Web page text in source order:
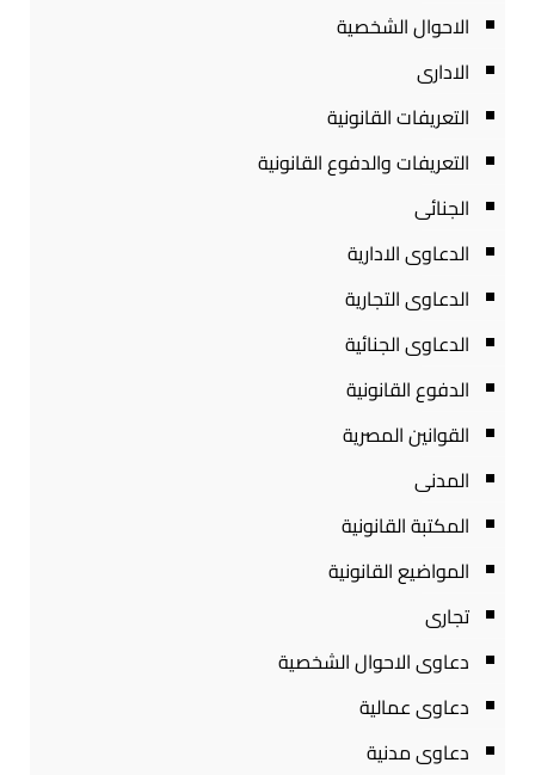
الاحوال الشخصية
الادارى
التعريفات القانونية
التعريفات والدفوع القانونية
الجنائى
الدعاوى الادارية
الدعاوى التجارية
الدعاوى الجنائية
الدفوع القانونية
القوانين المصرية
المدنى
المكتبة القانونية
المواضيع القانونية
تجارى
دعاوى الاحوال الشخصية
دعاوى عمالية
دعاوى مدنية